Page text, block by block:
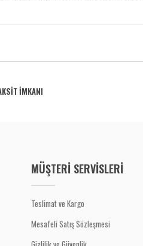
İMKANI
MÜŞTERİ SERVİSLERİ
Teslimat ve Kargo
Mesafeli Satış Sözleşmesi